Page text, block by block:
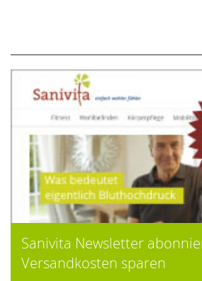
Sanivita Newsletter
Versandkosten sparen